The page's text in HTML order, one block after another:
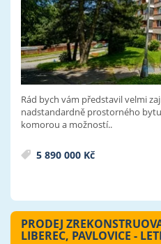
Rád bych vám představil velmi
nadstandardně prostorného
komorou a možností..
5 890 000 Kč
PRODEJ
LIBEREC, PAVLOVICE -